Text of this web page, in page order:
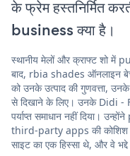
के फ्रेम हस्तनिर्मित
business क्या है।
स्थानीय मेलों और क्राफ्ट शो में
बाद, rbia shades ऑनलाइन
को उनके उत्पाद की गुणवत्ता,
से दिखाने के लिए। उनके Didi
पर्याप्त समाधान नहीं दिया।
third-party apps की कोशिश
साइट का एक हिस्सा थे, और वे